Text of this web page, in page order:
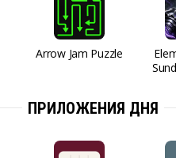
Arrow Jam Puzzle
ПРИЛОЖЕНИЯ ДНЯ